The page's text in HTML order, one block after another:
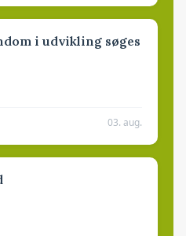
i udvikling søges
03. aug.